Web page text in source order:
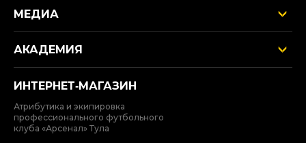
МЕДИА
АКАДЕМИЯ
ИНТЕРНЕТ‑МАГАЗИН
Атрибутика и экипировка
профессионального футбольного
клуба «Арсенал» Тула